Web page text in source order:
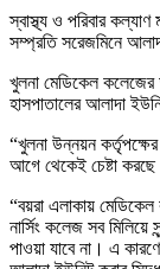
স্বাস্থ্য ও পরিবার
সম্প্রতি সরেজমিনে
খুলনা মেডিকেল
হাসপাতালের আলাদা
“খুলনা উন্নয়ন
আগে থেকেই চেষ্টা
“বয়রা এলাকায়
নার্সিং কলেজ সব
পাওয়া যাবে না। এ